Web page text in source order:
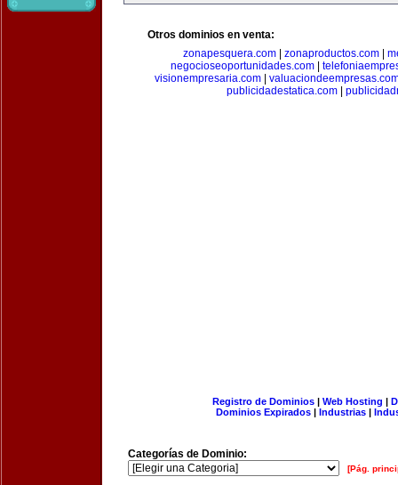
Otros dominios en venta:
zonapesquera.com| zonaproductos.com|
negocioseoportunidades.com
visionempresaria.com
publicidadestatica.com
Registro de Dominios| Web Hosting |
Dominios Expirados | Industrias |
Categorías de Dominio:
[Pág.